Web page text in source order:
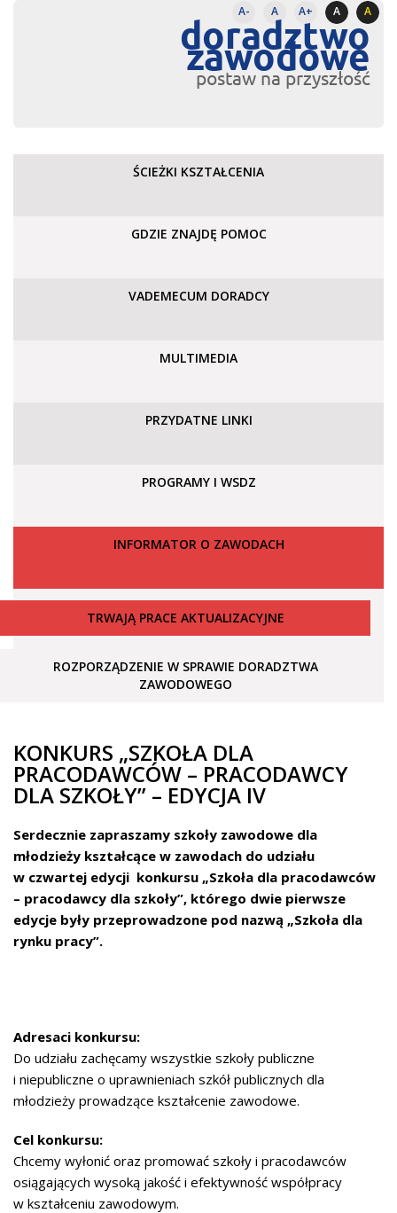
A- A A+ A A
doradztwo
zawodowe
postaw na przyszłość
ŚCIEŻKI KSZTAŁCENIA
GDZIE ZNAJDĘ POMOC
VADEMECUM DORADCY
MULTIMEDIA
PRZYDATNE LINKI
PROGRAMY I WSDZ
INFORMATOR O ZAWODACH
TRWAJĄ PRACE AKTUALIZACYJNE
ROZPORZĄDZENIE W SPRAWIE DORADZTWA
ZAWODOWEGO
KONKURS „SZKOŁA DLA
PRACODAWCÓW – PRACODAWCY
DLA SZKOŁY” – EDYCJA IV
Serdecznie zapraszamy szkoły zawodowe dla
młodzieży kształcące w zawodach do udziału
w czwartej edycji konkursu „Szkoła dla pracodawców
– pracodawcy dla szkoły”, którego dwie pierwsze
edycje były przeprowadzone pod nazwą „Szkoła dla
rynku pracy”.
Adresaci konkursu:
Do udziału zachęcamy wszystkie szkoły publiczne
i niepubliczne o uprawnieniach szkół publicznych dla
młodzieży prowadzące kształcenie zawodowe.
Cel konkursu:
Chcemy wyłonić oraz promować szkoły i pracodawców
osiągających wysoką jakość i efektywność współpracy
w kształceniu zawodowym.